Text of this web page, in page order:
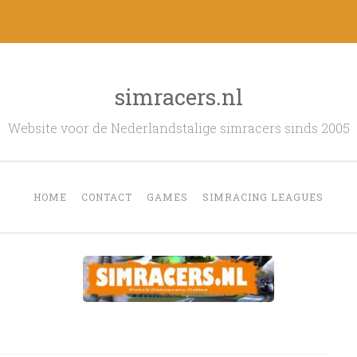
simracers.nl
Website voor de Nederlandstalige simracers sinds 2005
HOME CONTACT GAMES SIMRACING LEAGUES